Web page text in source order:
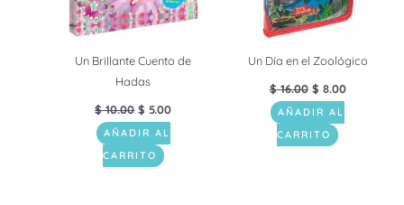
Un Brillante Cuento de
Hadas
$10.00 $ 5.00
AÑADIR AL
CARRITO
Un Día en el Zoológico
$16.00 $ 8.00
AÑADIR AL
CARRITO